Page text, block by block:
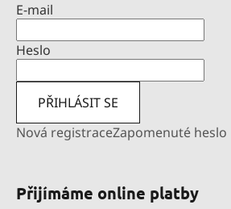
E-mail
Heslo
PŘIHLÁSIT SE
Nová registraceZapomenuté heslo
Přijímáme online platby